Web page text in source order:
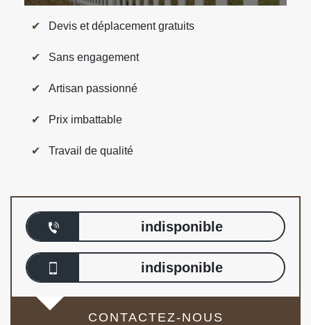
Devis et déplacement gratuits
Sans engagement
Artisan passionné
Prix imbattable
Travail de qualité
indisponible
indisponible
CONTACTEZ-NOUS